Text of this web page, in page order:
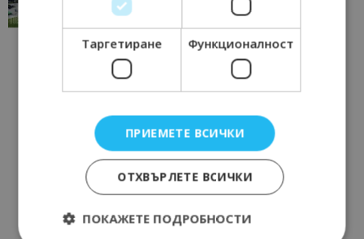
Перник
Таргетиране Функционалност
ПРИЕМЕТЕ ВСИЧКИ
ОТХВЪРЛЕТЕ ВСИЧКИ
ПОКАЖЕТЕ ПОДРОБНОСТИ